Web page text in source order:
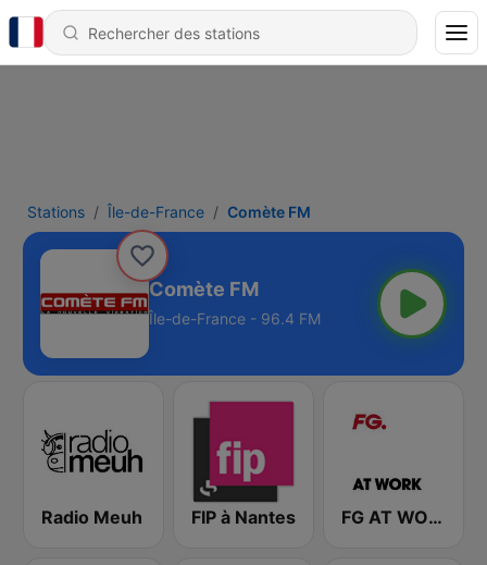
Stations Île-de-France Comète FM
Comète FM
Île-de-France - 96.4 FM
Radio Meuh FIP à Nantes FG AT WORK